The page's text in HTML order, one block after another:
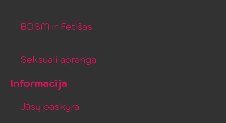
BDSM ir Fetišas
Seksuali apranga
Informacija
Jūsų paskyra